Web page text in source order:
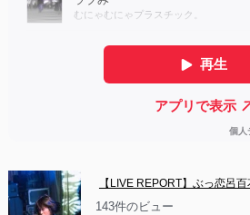
【LIVE REPORT】ぶっ恋呂
143件のビュー